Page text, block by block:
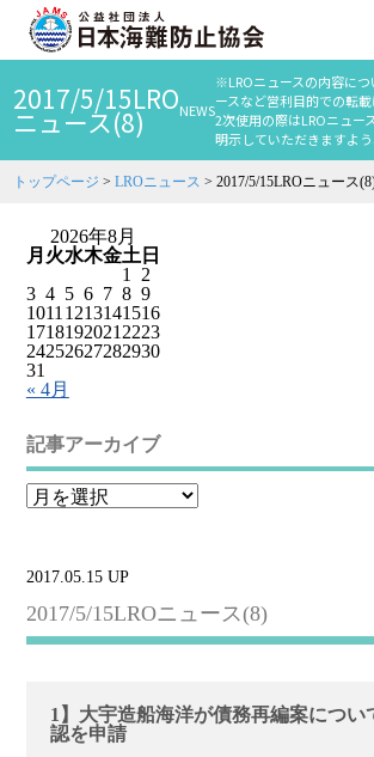
2017/5/15LRO
ニュース(8) NEWS
※LROニュースの内容に
ースなど営利目的での転載
2次使用の際はLROニュー
明示していただきますよう
トップページ >LROニュース >2017/5/15LROニュース
2026年8月
月 火水木金土 日
1
2
3 4 5 6 7 8 9
1011 1213141516
1718192021 2223
24252627282930
31
« 4月
記事アーカイブ
2017.05.15 UP
2017/5/15LROニュース(8)
1】大宇造船海洋が債務再編案につい
認を申請